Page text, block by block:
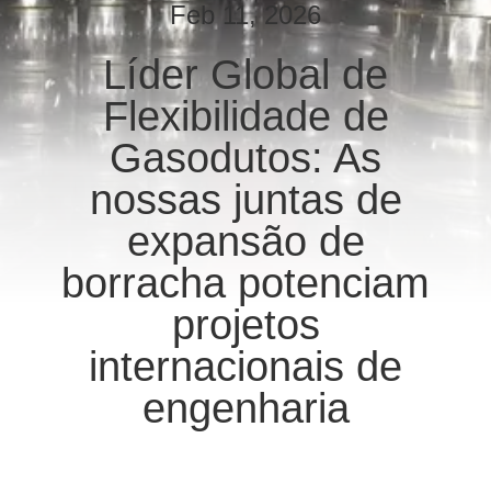
EXCURSÃO
DA
FÁBRICA
CONTROLE
QUALIDADE
CONTACTE-
Feb 11, 2026
Líder Global de
Flexibilidade de
Gasodutos: As
nossas juntas de
expansão de
borracha potenciam
projetos
internacionais de
engenharia